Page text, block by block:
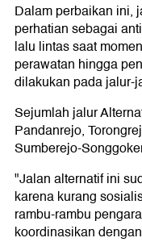
Dalam perbaikan ini,
perhatian sebagai
lalu lintas saat
perawatan hingga
dilakukan pada jalur-
Sejumlah jalur
Pandanrejo,
Sumberejo-
"Jalan alternatif ini
karena kurang
rambu-rambu
koordinasikan